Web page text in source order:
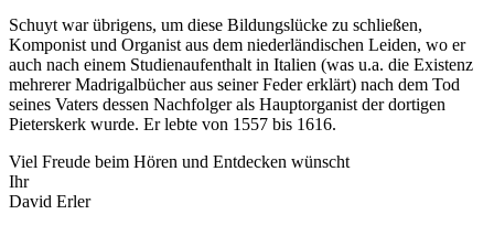
Schuyt war übrigens, um diese Bildungslücke zu schließen,
Komponist und Organist aus dem niederländischen Leiden, wo er
auch nach einem Studienaufenthalt in Italien (was u.a. die Existenz
mehrerer Madrigalbücher aus seiner Feder erklärt) nach dem Tod
seines Vaters dessen Nachfolger als Hauptorganist der dortigen
Pieterskerk wurde. Er lebte von 1557 bis 1616.
Viel Freude beim Hören und Entdecken wünscht
Ihr
David Erler